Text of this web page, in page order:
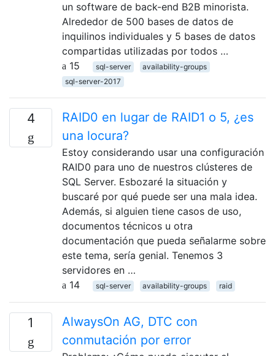
un software de back-end B2B minorista.
Alrededor de 500 bases de datos de
inquilinos individuales y 5 bases de datos
compartidas utilizadas por todos …
15
sql-server
availability-groups
sql-server-2017
4
RAID0 en lugar de RAID1 o 5, ¿es
una locura?
Estoy considerando usar una configuración
RAID0 para uno de nuestros clústeres de
SQL Server. Esbozaré la situación y
buscaré por qué puede ser una mala idea.
Además, si alguien tiene casos de uso,
documentos técnicos u otra
documentación que pueda señalarme sobre
este tema, sería genial. Tenemos 3
servidores en …
14
sql-server availability-groups raid
1
AlwaysOn AG, DTC con
conmutación por error